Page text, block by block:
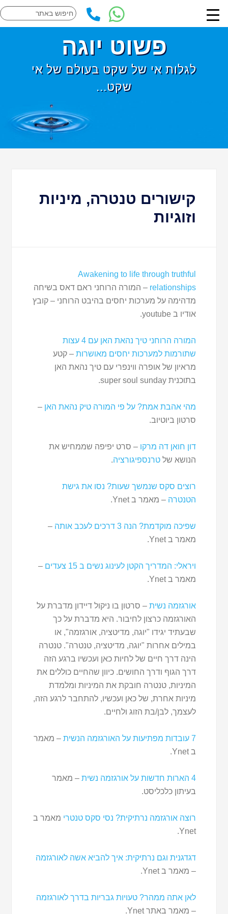
פשוט יוגה
לגלות אי של שקט בעולם של אי
שקט...
קישורים טנטרה, מיניות
וזוגיות
Awakening to life through truthful
relationships – המורה הרוחני ראם דאס בשיחה
מדהימה על מערכות יחסים בהיבט הרוחני – קובץ
אודיו ב youtube.
המורה הרוחני טיך נהאת האן עם 4 עצות
שתורמות למערכות יחסים מאושרות – קטע
מראיון של אופרה ווינפרי עם טיך נהאת האן
בתוכנית super soul sunday.
מהי אהבת אמת? על פי המורה טיק נהאת האן –
סרטון ביוטיוב.
דון חואן דה מרקו – סרט יפיפה שממחיש את
הנושא שלטרנספיגורציה.
רוצים סקס שנמשך שעות? נסו את גישת
הטנטרה – מאמר ב Ynet.
שפיכה מוקדמת? הנה 3 דרכים לעכב אותה
–
מאמר ב Ynet.
ויראלי: המדריך הקטן לעינוג נשים ב 15 צעדים
–
מאמר ב Ynet.
אורגזמה נשית – סרטון בו ניקול דיידון מדברת על
האורגזמה כרצון לחיבור. היא מדברת על כך
שבעתיד יגידו "יוגה, מדיטציה, אורגזמה", או
במילים אחרות "יוגה, מדיטציה, טנטרה". טנטרה
הינה דרך חיים של לחיות כאן ועכשיו ברגע הזה
דרך הגוף ודרך החושים. כיוון שהחיים כוללים את
המיניות, טנטרה חובקת את המיניות ומלמדת
מיניות אחרת, של כאן ועכשיו, להתחבר לרגע הזה,
לעצמך, לבן/בת הזוג ולחיים.
7 עובדות מפתיעות על האורגזמה הנשית
– מאמר
ב Ynet.
4 הארות חדשות על אורגזמה נשית
– מאמר
בעיתון כלכליסט.
רוצה אורגזמה נרתיקית? נסי סקס טנטרי מאמר ב
Ynet.
דגדגנית וגם נרתיקית: איך להביא אשה לאורגזמה
– מאמר ב Ynet.
לאן אתה ממהר? טעויות גבריות בדרך לאורגזמה
– מאמר באתר Ynet.